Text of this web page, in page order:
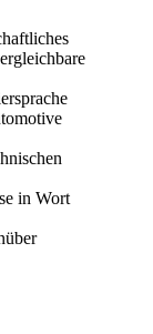
in Wort